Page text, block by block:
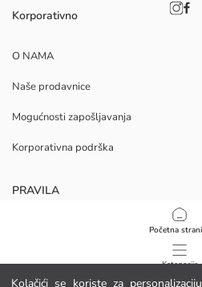
Kolačići se koriste za
Početna
Kategorije
Korporativno
O NAMA
Naše prodavnice
Mogućnosti zapošljavanja
Korporativna podrška
PRAVILA
Politika privatnosti i sigurnosti podataka
Uvjeti korištenja